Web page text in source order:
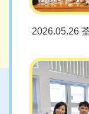
2026.05.26